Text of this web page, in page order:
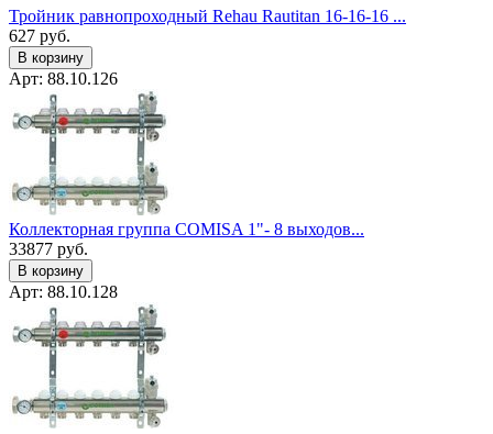
Тройник равнопроходный Rehau Rautitan 16-16-16 ...
627 руб.
В корзину
Арт: 88.10.126
Коллекторная группа COMISA 1"- 8 выходов...
33877 руб.
В корзину
Арт: 88.10.128